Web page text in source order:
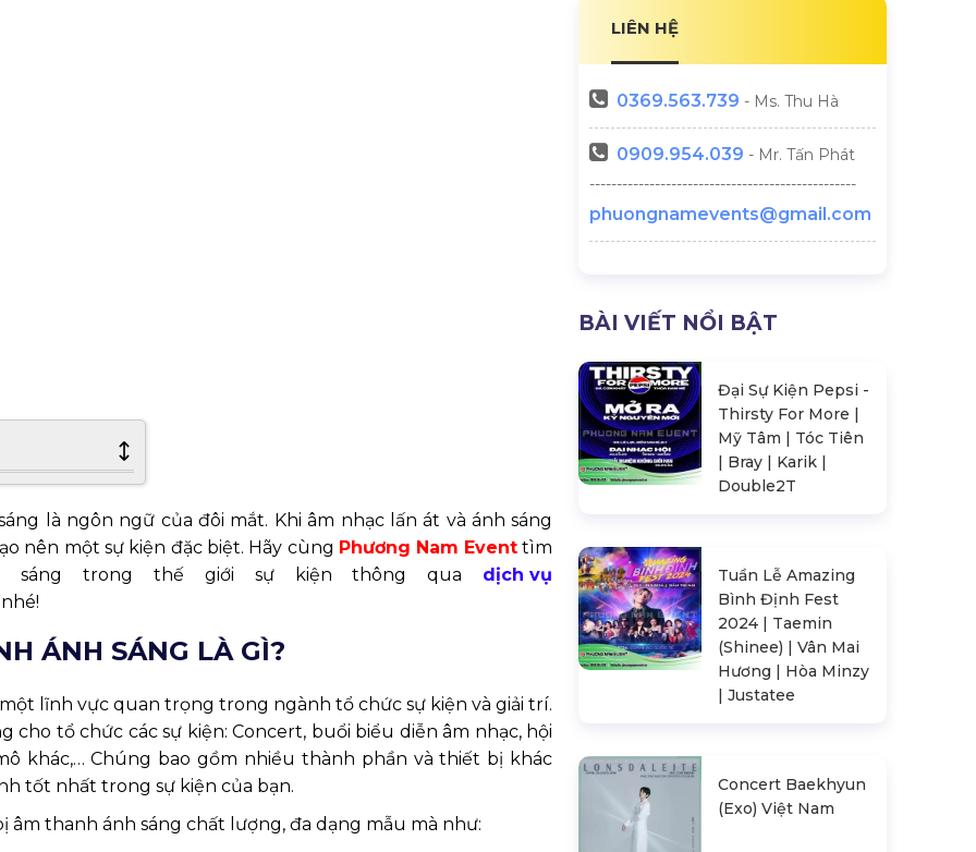
là ngôn ngữ củađôi mắt. Khi âm nhạc l ấn át và ánh sáng
nên một sự kiện đặc biệt. Hãy cùng Phương Nam Event tìm
sáng trong thếgiới sựkiện thông qua dịch vụ
ÁNH SÁNG LÀ GÌ?
ột lĩnh vực quan trọng trong ngành tổ chức sự kiện và giải trí.
cho tổ chức các sự kiện: Concert, buổi biểu diễn âm nhạc, hội
khác,… Chúng bao gồm nhiều thành phần và thiết bị khác
tốt nhất trong sự kiện của bạn.
thanh ánh sáng chất lượng, đa dạng mẫu mà như:
LIÊN HỆ
0369.563.739 - Ms. Thu Hà
0909.954.039 - Mr. Tấn Phát
-------------------------------------------------
phuongnamevents@gmail.com
BÀI VIẾT NỔI BẬT
Đại Sự Kiện Pepsi -
Thirsty For More |
Mỹ Tâm | Tóc Tiên
| Bray | Karik |
Double2T
Tuần Lễ Amazing
Bình Định Fest
2024 | Taemin
(Shinee) | Vân Mai
Hương | Hòa Minzy
| Justatee
Concert Baekhyun
(Exo) Việt Nam